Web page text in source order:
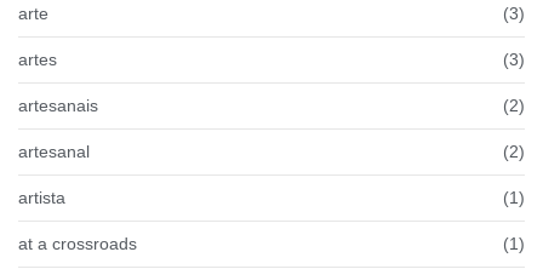
arte (3)
artes (3)
artesanais (2)
artesanal (2)
artista (1)
at a crossroads (1)